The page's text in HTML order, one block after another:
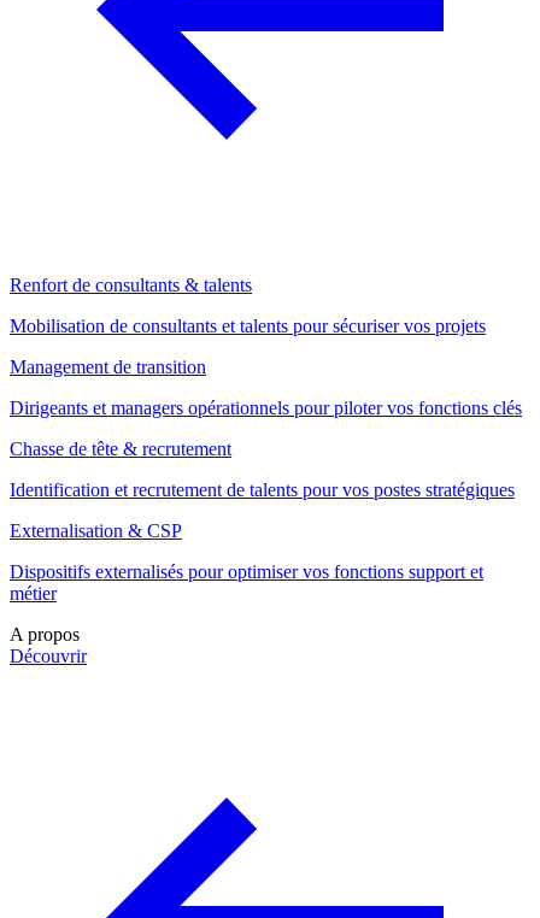
Renfort de consultants & talents
Mobilisation de consultants et talents pour sécuriser vos projets
Management de transition
Dirigeants et managers opérationnels pour piloter vos fonctions clés
Chasse de tête & recrutement
Identification et recrutement de talents pour vos postes stratégiques
Externalisation & CSP
Dispositifs externalisés pour optimiser vos fonctions support et
métier
A propos
Découvrir